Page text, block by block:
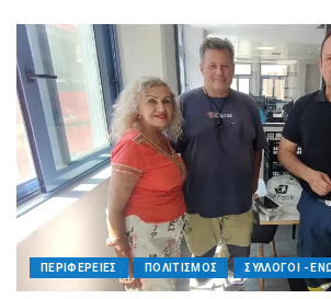
ΠΕΡΙΦΕΡΕΙΕΣ ΠΟΛΙΤΙΣΜΟΣ ΣΥΛΛΟΓΟΙ -